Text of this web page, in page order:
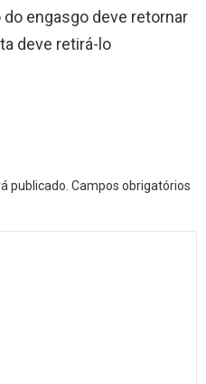
engasgo deve retornar
deve retirá-lo
publicado. Campos obrigatórios